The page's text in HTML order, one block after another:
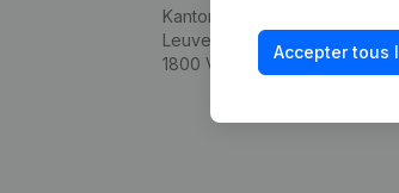
Accepter tous
Kantorenpark Everest
Leuvensesteenweg 248D,
1800 Vilvoorde